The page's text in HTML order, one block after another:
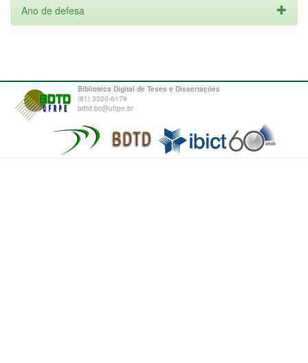
Ano de defesa
Biblioteca Digital de Teses e Dissertações
(81) 3320-6179
bdtd.bc@ufrpe.br